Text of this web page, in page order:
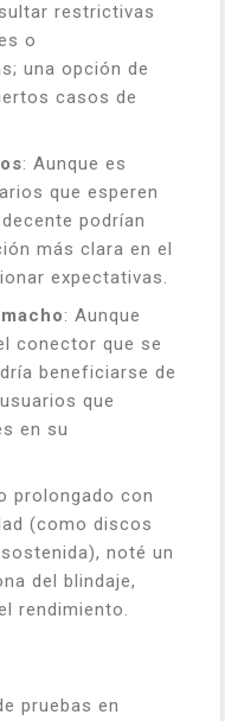
restrictivas
o
una opción de
casos de
: Aunque es
que esperen
podrían
más clara en el
expectativas.
: Aunque
conector que se
beneficiarse de
que
en su
prolongado con
(como discos
noté un
del blindaje,
rendimiento.
pruebas en